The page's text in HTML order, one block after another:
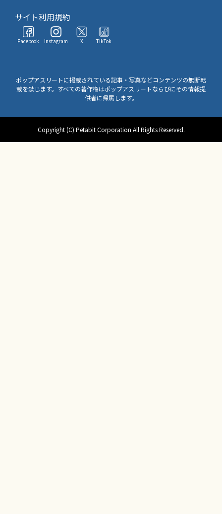
サイト利用規約
Facebook Instagram X TikTok
ポップアスリートに掲載されている記事・写真などコンテンツの無断転
載を禁じます。すべての著作権はポップアスリートならびにその情報提
供者に帰属します。
Copyright (C) Petabit Corporation All Rights Reserved.